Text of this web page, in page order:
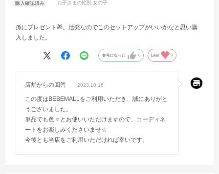
お子さまの性別:女の子
孫にプレゼント🎁。活発なのでこのセットアップがいいかなと思い購
入しました。
参考になった 0 Like! 0
店舗からの回答 2023.10.16
この度はBEBEMALLをご利用いただき、誠にありがと
うございました。
単品でも色々とお使いいただけますので、コーディネ
ートをお楽しみくださいませ☆
今後とも当店をご利用いただければ幸いです。